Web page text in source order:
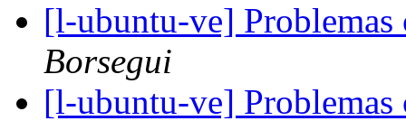
[l-ubuntu-ve]
Borsegui
[l-ubuntu-ve]